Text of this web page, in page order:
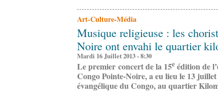
Art-Culture-Média
Musique religieuse : les
Noire ont envahi le quartier
Mardi 16 Juillet 2013 - 8:30
Le premier concert de la 15e édition de
Congo Pointe-Noire, a eu lieu le 13
évangélique du Congo, au quartier